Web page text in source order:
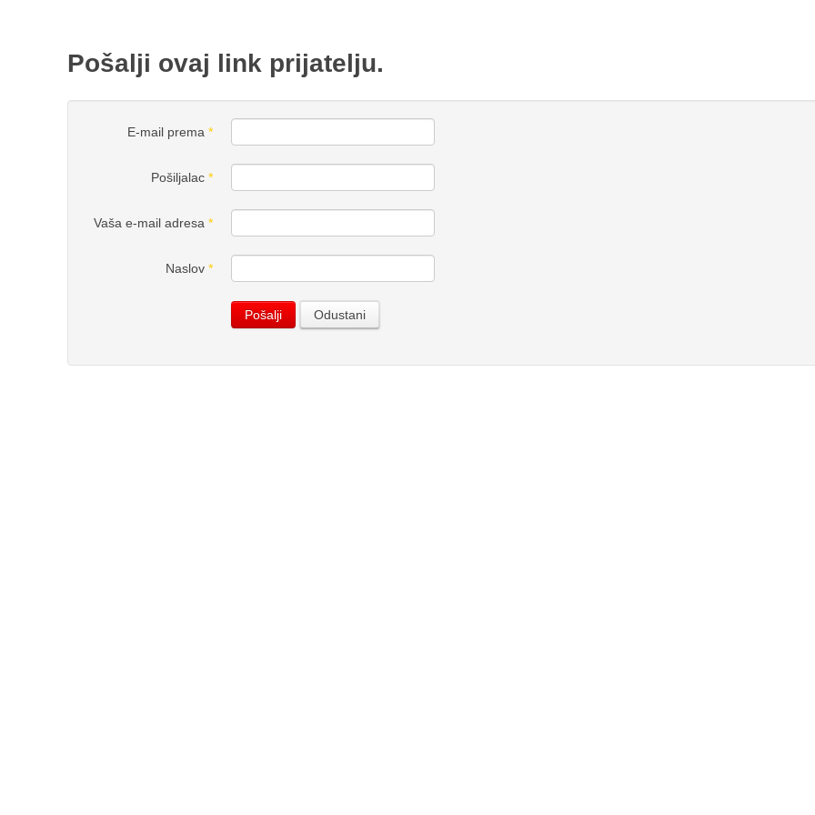
Pošalji ovaj link prijatelju.
E-mail prema *
Pošiljalac *
Vaša e-mail adresa *
Naslov *
Pošalji Odustani